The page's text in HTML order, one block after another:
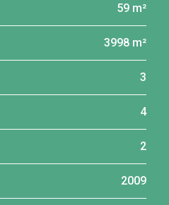
59 m²
3998 m²
3
4
2
2009